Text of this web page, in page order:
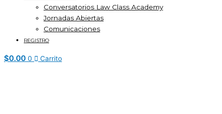
Conversatorios Law Class Academy
Jornadas Abiertas
Comunicaciones
REGISTRO
$0.00 0 Carrito